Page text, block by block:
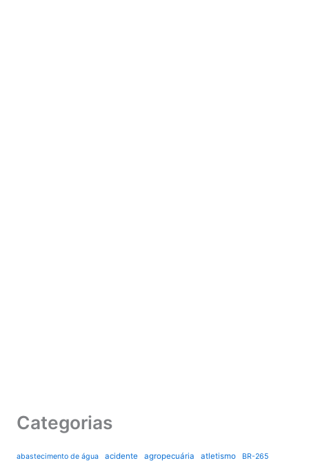
Categorias
abastecimento de água acidente agropecuária atletismo BR-265